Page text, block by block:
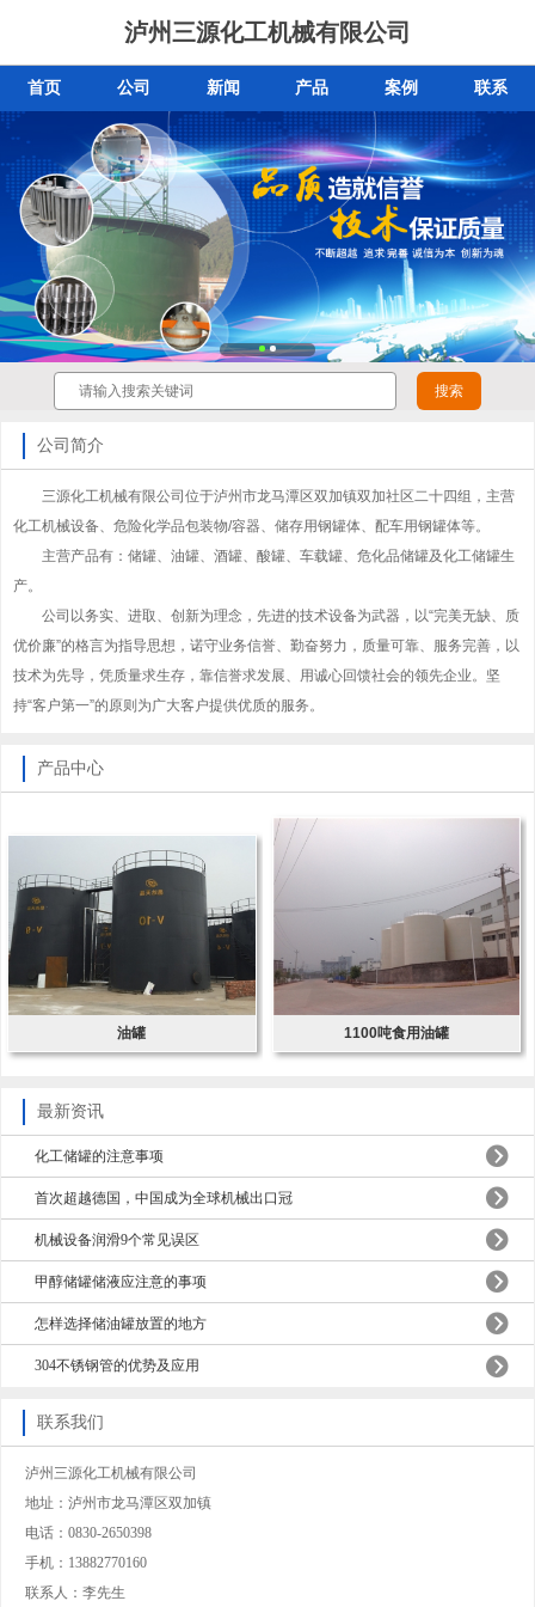
泸州三源化工机械有限公司
首页 公司 新闻 产品 案例 联系
公司简介
三源化工机械有限公司位于泸州市龙马潭区双加镇双加社区二十四组，主营
化工机械设备、危险化学品包装物/容器、储存用钢罐体、配车用钢罐体等。
主营产品有：储罐、油罐、酒罐、酸罐、车载罐、危化品储罐及化工储罐生
产。
公司以务实、进取、创新为理念，先进的技术设备为武器，以“完美无缺、质
优价廉”的格言为指导思想，诺守业务信誉、勤奋努力，质量可靠、服务完善，以
技术为先导，凭质量求生存，靠信誉求发展、用诚心回馈社会的领先企业。坚
持“客户第一”的原则为广大客户提供优质的服务。
产品中心
油罐 1100吨食用油罐
最新资讯
化工储罐的注意事项
首次超越德国，中国成为全球机械出口冠
机械设备润滑9个常见误区
甲醇储罐储液应注意的事项
怎样选择储油罐放置的地方
304不锈钢管的优势及应用
联系我们
泸州三源化工机械有限公司
地址：泸州市龙马潭区双加镇
电话：0830-2650398
手机：13882770160
联系人：李先生